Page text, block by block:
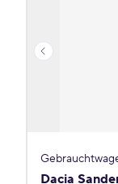
Dacia